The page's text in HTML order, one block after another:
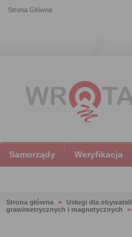
Strona Główna
Samorządy Weryfikacja
Strona główna Usługi dla obywateli
grawimetrycznych i magnetycznych